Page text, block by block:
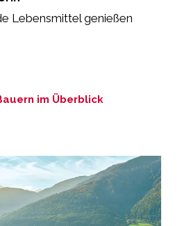
Lebensmittel genießen
im Überblick